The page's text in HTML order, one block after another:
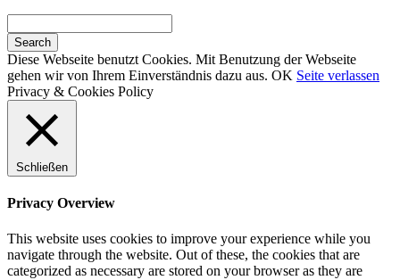
for:
Diese Webseite benutzt Cookies. Mit Benutzung der Webseite
gehen wir von Ihrem Einverständnis dazu aus. OK Seite verlassen
Privacy & Cookies Policy
Schließen
Privacy Overview
This website uses cookies to improve your experience while you
navigate through the website. Out of these, the cookies that are
categorized as necessary are stored on your browser as they are